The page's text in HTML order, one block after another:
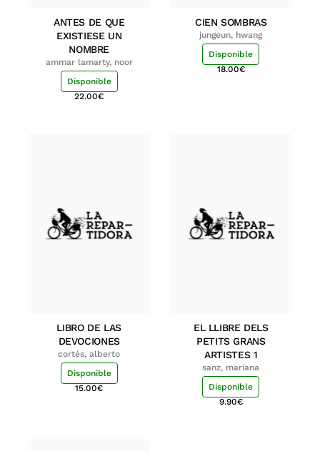
ANTES DE QUE
EXISTIESE UN
NOMBRE
ammar lamarty, noor
Disponible
22.00€
CIEN SOMBRAS
jungeun, hwang
Disponible
18.00€
LIBRO DE LAS
DEVOCIONES
cortés, alberto
Disponible
15.00€
EL LLIBRE DELS
PETITS GRANS
ARTISTES 1
sanz, mariana
Disponible
9.90€